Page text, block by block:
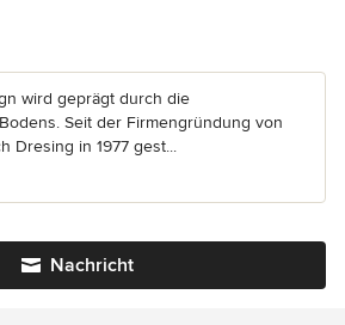
wird geprägt durch die
Seit der Firmengründung von
Dresing in 1977 gest...
Nachricht